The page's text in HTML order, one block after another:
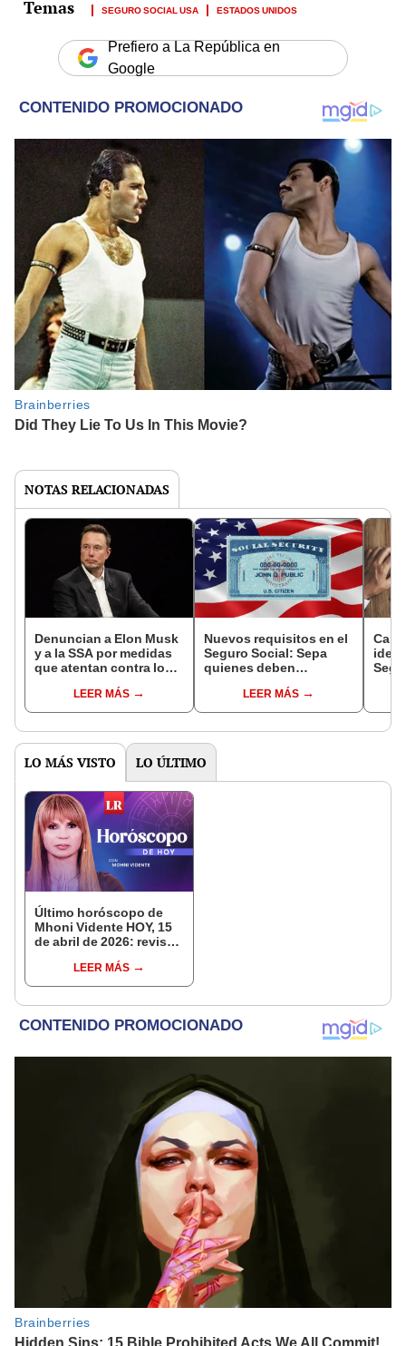
SEGURO SOCIAL USA ESTADOS UNIDOS
Prefiero a La República en
Google
NOTAS RELACIONADAS
Denuncian a Elon Musk
y a la SSA por medidas
que atentan contra los
constitucionales
LEER MÁS
Nuevos requisitos en el
Seguro Social: Sepa
quienes deben
acceder a este beneficio
antes del 14 de abril
LEER MÁS
LO MÁS VISTO LO ÚLTIMO
Último horóscopo de
Mhoni Vidente HOY, 15
de abril de 2026: revisa
signo y entérate si te
espera un día
LEER MÁS